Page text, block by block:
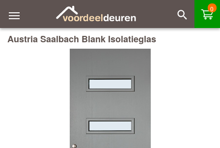
0
Austria Saalbach Blank Isolatieglas